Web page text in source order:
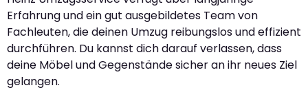
Erfahrung und ein gut ausgebildetes Team von
Fachleuten, die deinen Umzug reibungslos und effizient
durchführen. Du kannst dich darauf verlassen, dass
deine Möbel und Gegenstände sicher an ihr neues Ziel
gelangen.